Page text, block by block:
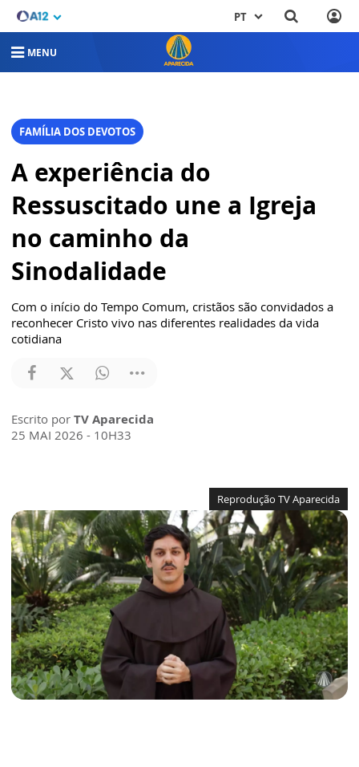
PT
MENU
FAMÍLIA DOS DEVOTOS
A experiência do
Ressuscitado une a Igreja
no caminho da
Sinodalidade
Com o início do Tempo Comum, cristãos são convidados a
reconhecer Cristo vivo nas diferentes realidades da vida
cotidiana
Escrito por TV Aparecida
25 MAI 2026 - 10H33
Reprodução TV Aparecida